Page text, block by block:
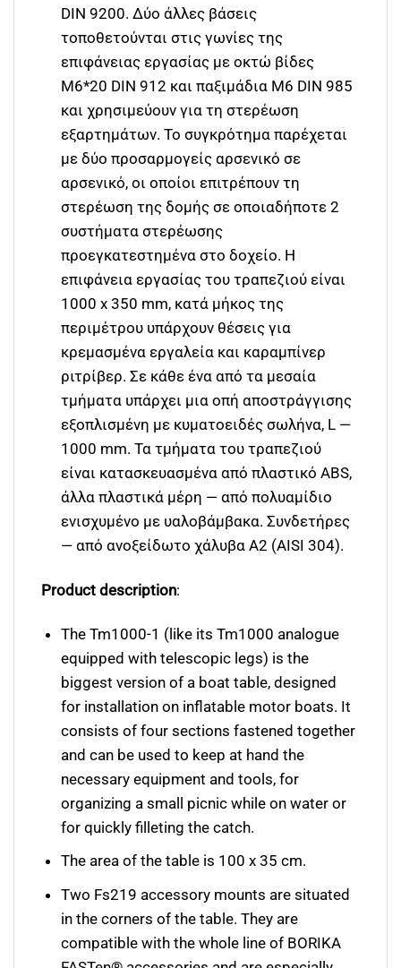
DIN 9200. Δύο άλλες βάσεις
τοποθετούνται στις γωνίες της
επιφάνειας εργασίας με οκτώ βίδες
M6*20 DIN 912 και παξιμάδια M6 DIN 985
και χρησιμεύουν για τη στερέωση
εξαρτημάτων. Το συγκρότημα παρέχεται
με δύο προσαρμογείς αρσενικό σε
αρσενικό, οι οποίοι επιτρέπουν τη
στερέωση της δομής σε οποιαδήποτε 2
συστήματα στερέωσης
προεγκατεστημένα στο δοχείο. Η
επιφάνεια εργασίας του τραπεζιού είναι
1000 х 350 mm, κατά μήκος της
περιμέτρου υπάρχουν θέσεις για
κρεμασμένα εργαλεία και καραμπίνερ
ριτρίβερ. Σε κάθε ένα από τα μεσαία
τμήματα υπάρχει μια οπή αποστράγγισης
εξοπλισμένη με κυματοειδές σωλήνα, L —
1000 mm. Τα τμήματα του τραπεζιού
είναι κατασκευασμένα από πλαστικό ABS,
άλλα πλαστικά μέρη — από πολυαμίδιο
ενισχυμένο με υαλοβάμβακα. Συνδετήρες
— από ανοξείδωτο χάλυβα Α2 (AISI 304).
Product description:
The Tm1000-1 (like its Tm1000 analogue
equipped with telescopic legs) is the
biggest version of a boat table, designed
for installation on inflatable motor boats. It
consists of four sections fastened together
and can be used to keep at hand the
necessary equipment and tools, for
organizing a small picnic while on water or
for quickly filleting the catch.
The area of the table is 100 х 35 cm.
Two Fs219 accessory mounts are situated
in the corners of the table. They are
compatible with the whole line of BORIKA